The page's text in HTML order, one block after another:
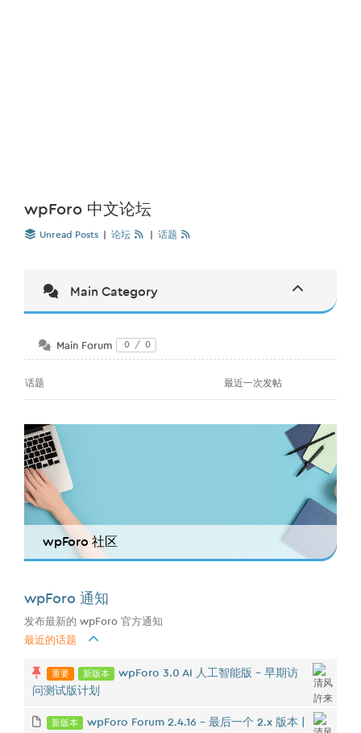
wpForo 中文论坛
Unread Posts 论坛 话题
Main Category
Main Forum 0 / 0
话题 最近一次发帖
wpForo 社区
wpForo 通知
发布最新的 wpForo 官方通知
最近的话题
重要 新版本
wpForo 3.0 AI 人工智能版 - 早期访
问测试版计划
新版本 wpForo Forum 2.4.16 – 最后一个 2.x 版本 |